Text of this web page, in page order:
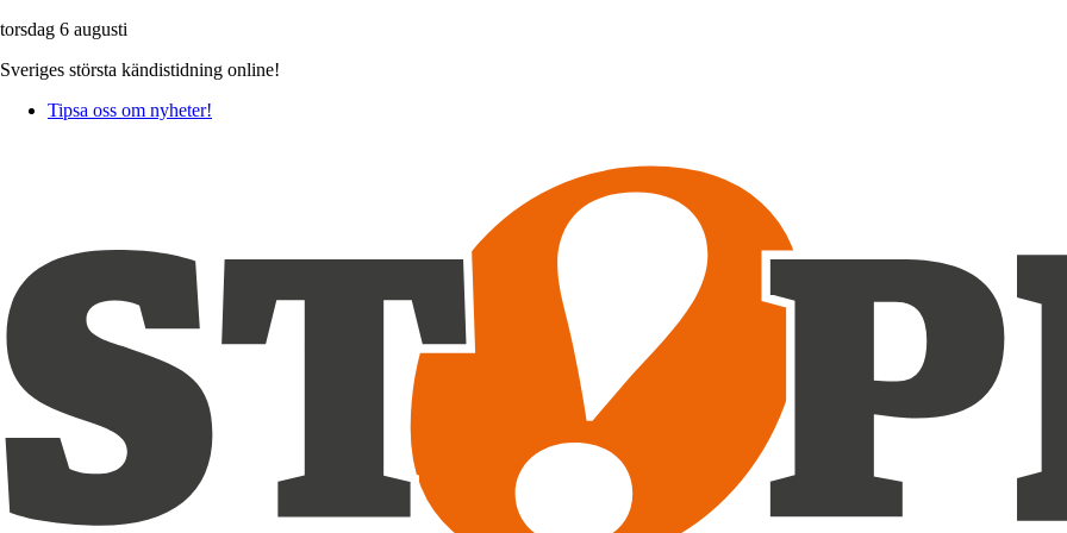
torsdag 6 augusti
Sveriges största kändistidning online!
Tipsa oss om nyheter!